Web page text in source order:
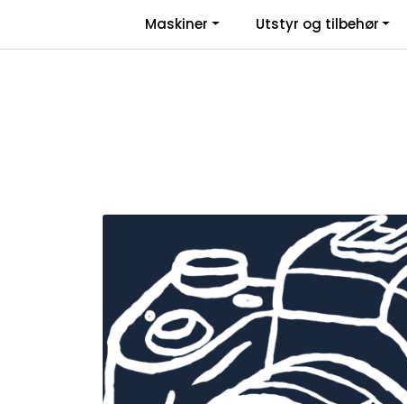
Facebook | Salgsbetingelser |
Maskiner Utstyr og tilbehør